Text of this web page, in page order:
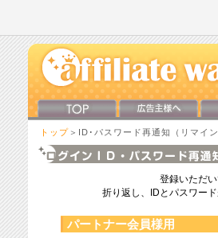
トップ ＞ID･パスワード再通知（リマイン
登録いただ
折り返し、IDとパスワー
パートナー会員様用